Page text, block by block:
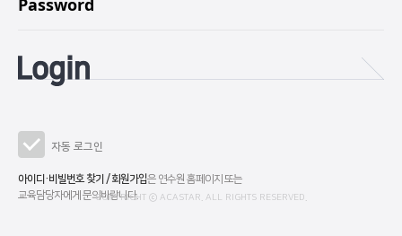
자동 로그인
아이디·비빌번호 찾기 / 회원가입은 연수원 홈페이지 또는
교육담당자에게 문의바랍니다.COPYRIGHT ⓒ ACASTAR. ALL RIGHTS RESERVED.